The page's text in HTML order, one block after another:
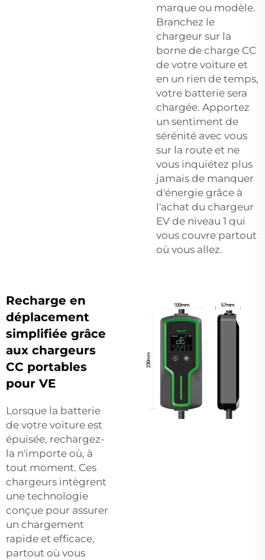
marque ou modèle.
Branchez le
chargeur sur la
borne de charge CC
de votre voiture et
en un rien de temps,
votre batterie sera
chargée. Apportez
un sentiment de
sérénité avec vous
sur la route et ne
vous inquiétez plus
jamais de manquer
d'énergie grâce à
l'achat du chargeur
EV de niveau 1 qui
vous couvre partout
où vous allez.
Recharge en
déplacement
simplifiée grâce
aux chargeurs
CC portables
pour VE
Lorsque la batterie
de votre voiture est
épuisée, rechargez-
la n'importe où, à
tout moment. Ces
chargeurs intègrent
une technologie
conçue pour assurer
un chargement
rapide et efficace,
partout où vous